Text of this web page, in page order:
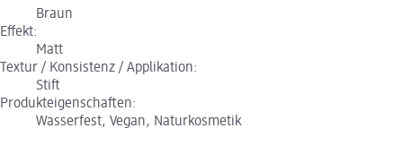
Braun
Effekt:
Matt
Textur / Konsistenz / Applikation:
Stift
Produkteigenschaften:
Wasserfest, Vegan, Naturkosmetik